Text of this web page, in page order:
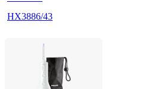
HX3886/43